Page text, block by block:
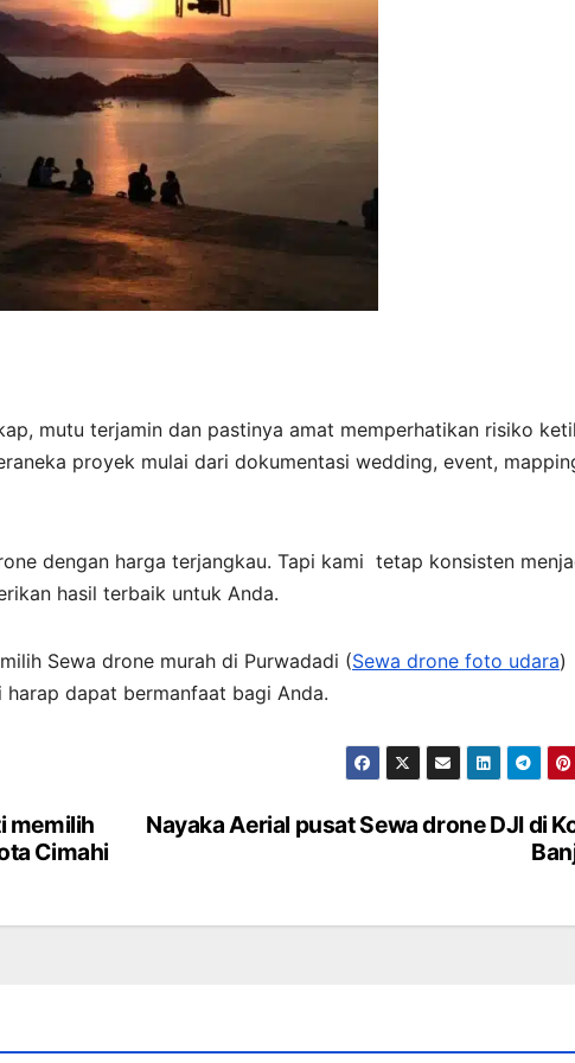
mutu terjamin dan pastinya amat memperhatikan risiko
proyek mulai dari dokumentasi wedding, event,
dengan harga terjangkau. Tapi kami tetap konsisten
hasil terbaik untuk Anda.
Sewa drone murah di Purwadadi (Sewa drone foto udara)
dapat bermanfaat bagi Anda.
Nayaka Aerial pusat Sewa drone DJI di
memilih
Cimahi